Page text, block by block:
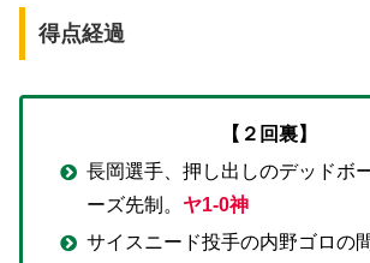
得点経過
【２回裏】
長岡選手、押し出しのデッドボ
ーズ先制。 ヤ1-0神
サイスニード投手の内野ゴロの